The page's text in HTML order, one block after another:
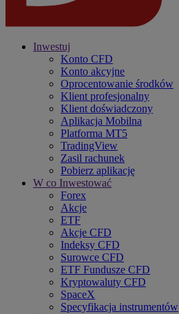
Inwestuj
Konto CFD
Konto akcyjne
Oprocentowanie środków
Klient profesjonalny
Klient doświadczony
Aplikacja Mobilna
Platforma MT5
TradingView
Zasil rachunek
Pobierz aplikację
W co Inwestować
Forex
Akcje
ETF
Akcje CFD
Indeksy CFD
Surowce CFD
ETF Fundusze CFD
Kryptowaluty CFD
SpaceX
Specyfikacja instrumentów